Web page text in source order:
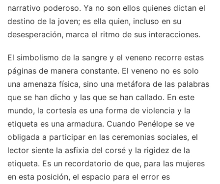
narrativo poderoso. Ya no son ellos quienes dictan el
destino de la joven; es ella quien, incluso en su
desesperación, marca el ritmo de sus interacciones.
El simbolismo de la sangre y el veneno recorre estas
páginas de manera constante. El veneno no es solo
una amenaza física, sino una metáfora de las palabras
que se han dicho y las que se han callado. En este
mundo, la cortesía es una forma de violencia y la
etiqueta es una armadura. Cuando Penélope se ve
obligada a participar en las ceremonias sociales, el
lector siente la asfixia del corsé y la rigidez de la
etiqueta. Es un recordatorio de que, para las mujeres
en esta posición, el espacio para el error es